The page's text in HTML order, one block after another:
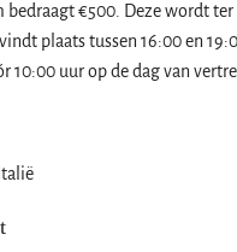
€500. Deze wordt ter
plaats tussen 16:00 en
uur op de dag van